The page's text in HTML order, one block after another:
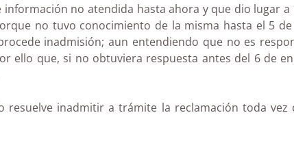
no atendida hasta ahora y que dio lugar
no tuvo conocimiento de la misma hasta el 5
inadmisión; aun entendiendo que no es
ello que, si no obtuviera respuesta antes del 6 de
inadmitir a trámite la reclamación toda